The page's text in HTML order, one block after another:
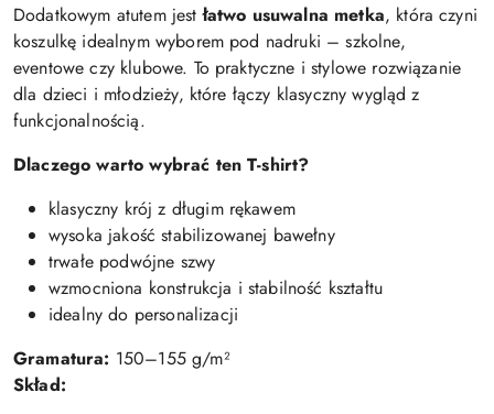
Dodatkowym atutem jestłatwo usuwalna metka, która czyni
koszulkę idealnym wyborem pod nadruki – szkolne,
eventowe czy klubowe. To praktyczne i stylowe rozwiązanie
dla dzieci i młodzieży, które łączy klasyczny wygląd z
funkcjonalnością.
Dlaczego warto wybrać ten T-shirt?
klasyczny krój z długim rękawem
wysoka jakość stabilizowanej bawełny
trwałe podwójne szwy
wzmocniona konstrukcja i stabilność kształtu
idealny do personalizacji
Gramatura: 150–155 g/m²
Skład: